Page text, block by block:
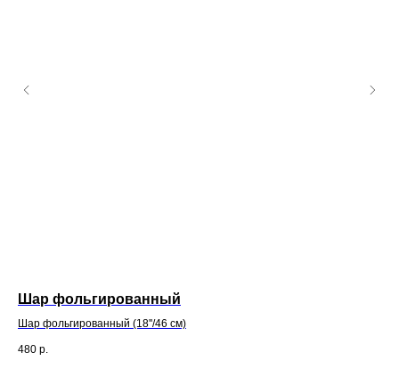
Шар фольгированный
Шар фольгированный (18''/46 см)
480 р.